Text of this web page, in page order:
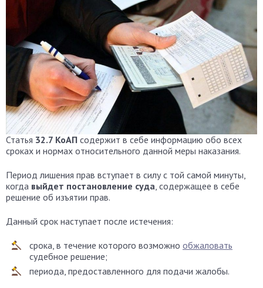
Статья 32.7 КоАП содержит в себе информацию обо всех
сроках и нормах относительного данной меры наказания.
Период лишения прав вступает в силу с той самой минуты,
когда выйдет постановление суда , содержащее в себе
решение об изъятии прав.
Данный срок наступает после истечения:
срока, в течение которого возможно обжаловать
судебное решение;
периода, предоставленного для подачи жалобы.